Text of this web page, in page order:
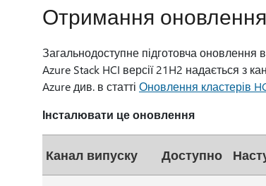
Отримання оновлення
Загальнодоступне підготовча оновлення
Azure Stack HCI версії 21H2 надається з
Azure див. в статті Оновлення кластерів
Інсталювати це оновлення
Канал випуску Доступно